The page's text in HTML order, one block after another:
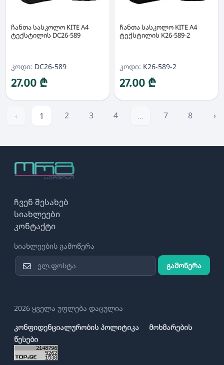
ჩანთა სასკოლო KITE A4
ტექსტილის DC26-589
კოდი: DC26-589
27.00 ₾
ჩანთა სასკოლო KITE A4
ტექსტილის K26-589-2
კოდი: K26-589-2
27.00 ₾
‹ 1 2 3 4 ... 7 8 ›
ჩვენ შესახებ
სიახლეები
კონტაქტი
სიახლეების გამოწერა
გამოწერა
2026 ყველა უფლება დაცულია
კონფიდენციალურობის პოლიტიკა
მოხმარების
წესები